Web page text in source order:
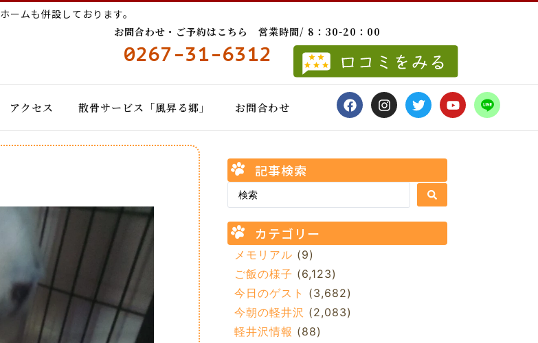
ームも併設しております。
お問合わせ・ご予約はこちら 営業時間/ 8：30-20：00
0267-31-6312
アクセス 散骨サービス「風昇る郷」 お問合わせ
記事検索
カテゴリー
メモリアル (9)
ご飯の様子 (6,123)
今日のゲスト (3,682)
今朝の軽井沢 (2,083)
軽井沢情報 (88)